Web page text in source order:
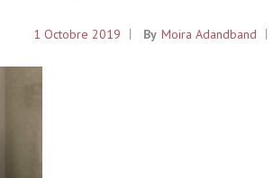
1 Octobre 2019 By Moira Adandband